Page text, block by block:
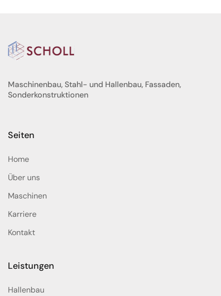
Maschinenbau, Stahl- und Hallenbau, Fassaden,
Sonderkonstruktionen
Seiten
Home
Über uns
Maschinen
Karriere
Kontakt
Leistungen
Hallenbau